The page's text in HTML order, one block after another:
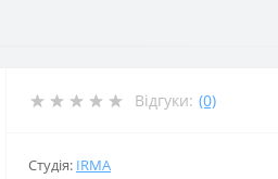
Відгуки: (0)
Студія: IRMA